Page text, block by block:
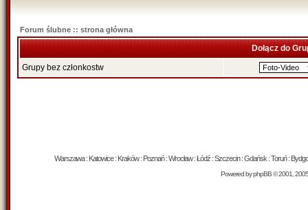
Forum ślubne :: strona główna
Dołącz do
Grupy bez członkostw
Warszawa : Katowice : Kraków : Poznań : Wrocław : Łódź : Szczecin : Gdańsk : Toruń :
Powered byphpBB© 2001,